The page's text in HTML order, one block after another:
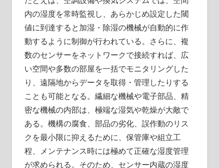
内の湿度を常時監視し、あらかじめ設定した閾
値に到達すると加湿・除湿の機械が自動的に作
動するように制御が行われている。さらに、複
数のセンサーをネットワークで接続すれば、広
い空間や多数の部屋を一括でモニタリングした
り、遠隔地からデータを取得・管理したりする
ことも可能となる。繊細な機械や電子部品、精
密な機械の内部は、極端な湿気や乾燥が大敵で
ある。機構の腐食、部品の劣化、誤作動のリス
クを最小限に抑えるために、保管庫や組立工
程、メンテナンス時には極めて正確な湿度管理
が求められる。そのため、センサー内蔵の湿度